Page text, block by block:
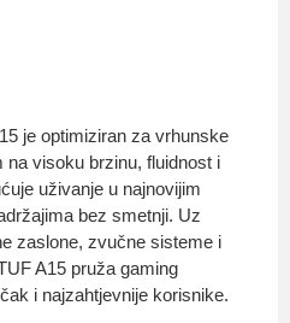
je optimiziran za vrhunske
visoku brzinu, fluidnost i
uživanje u najnovijim
bez smetnji. Uz
zaslone, zvučne sisteme i
A15 pruža gaming
i najzahtjevnije korisnike.